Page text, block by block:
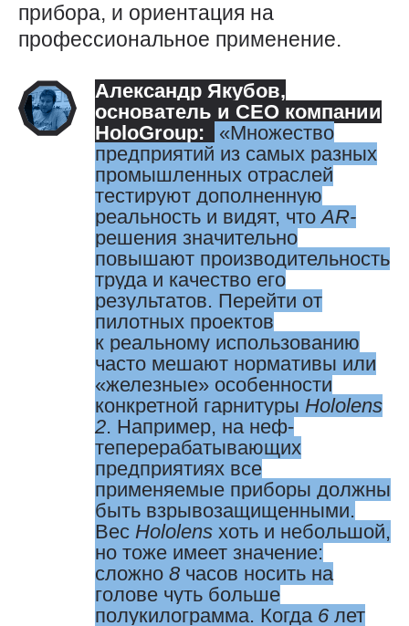
прибора, и ориентация на
профессиональное применение.
Александр Якубов,
основатель и CEO компании
HoloGroup:
Множество
предприятий из самых разных
промышленных отраслей
тестируют дополненную
реальность и видят, чтоAR-
решения значительно
повышают производительность
труда и качество его
результатов. Перейти от
пилотных проектов
к реальному использованию
часто мешают нормативы или
«железные» особенности
конкретной гарнитуры Hololens
2. Например, на неф­
теперерабатывающих
предприятиях все
применяемые приборы должны
быть взрывозащищенными.
Вес Hololens хоть и небольшой,
но тоже имеет значение:
сложно 8 часов носить на
голове чуть больше
полукилограмма. Когда 6 лет